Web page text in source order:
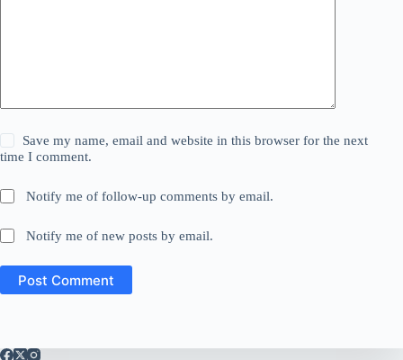
Save my name, email and website in this browser for the next
time I comment.
Notify me of follow-up comments by email.
Notify me of new posts by email.
Post Comment